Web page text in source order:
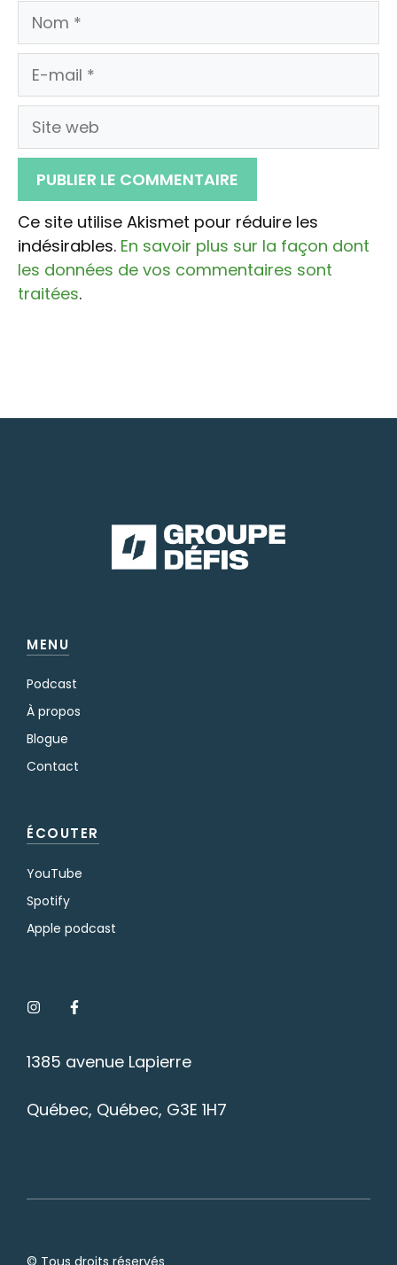
Nom
E-
mail
Site
web
Ce site utilise Akismet pour réduire les
indésirables. En savoir plus sur la façon dont
les données de vos commentaires sont
traitées.
MENU
Podcast
À propos
Blogue
Contact
ÉCOUTER
YouTube
Spotify
Apple podcast
1385 avenue Lapierre
Québec, Québec, G3E 1H7